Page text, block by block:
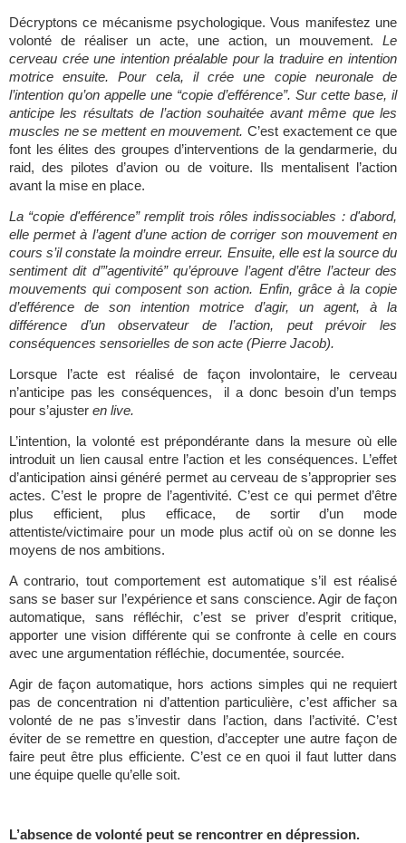
Décryptons ce mécanisme psychologique. Vous manifestez une
volonté de réaliser un acte, une action, un mouvement. Le
cerveau crée une intention préalable pour la traduire en intention
motrice ensuite. Pour cela, il crée une copie neuronale de
l’intention qu’on appelle une “copie d’efférence”. Sur cette base, il
anticipe les résultats de l’action souhaitée avant même que les
muscles ne se mettent en mouvement. C’est exactement ce que
font les élites des groupes d’interventions de la gendarmerie, du
raid, des pilotes d’avion ou de voiture. Ils mentalisent l’action
avant la mise en place.
La “copie d'efférence” remplit trois rôles indissociables : d'abord,
elle permet à l’agent d’une action de corriger son mouvement en
cours s’il constate la moindre erreur. Ensuite, elle est la source du
sentiment dit d’”agentivité” qu’éprouve l’agent d’être l’acteur des
mouvements qui composent son action. Enfin, grâce à la copie
d’efférence de son intention motrice d’agir, un agent, à la
différence d’un observateur de l’action, peut prévoir les
conséquences sensorielles de son acte (Pierre Jacob).
Lorsque l’acte est réalisé de façon involontaire, le cerveau
n’anticipe pas les conséquences,  il a donc besoin d’un temps
pour s’ajuster en live.
L’intention, la volonté est prépondérante dans la mesure où elle
introduit un lien causal entre l’action et les conséquences. L’effet
d’anticipation ainsi généré permet au cerveau de s’approprier ses
actes. C’est le propre de l’agentivité. C’est ce qui permet d’être
plus efficient, plus efficace, de sortir d’un mode
attentiste/victimaire pour un mode plus actif où on se donne les
moyens de nos ambitions.
A contrario, tout comportement est automatique s’il est réalisé
sans se baser sur l’expérience et sans conscience. Agir de façon
automatique, sans réfléchir, c’est se priver d’esprit critique,
apporter une vision différente qui se confronte à celle en cours
avec une argumentation réfléchie, documentée, sourcée.
Agir de façon automatique, hors actions simples qui ne requiert
pas de concentration ni d’attention particulière, c’est afficher sa
volonté de ne pas s’investir dans l’action, dans l’activité. C’est
éviter de se remettre en question, d’accepter une autre façon de
faire peut être plus efficiente. C’est ce en quoi il faut lutter dans
une équipe quelle qu’elle soit.
L’absence de volonté peut se rencontrer en dépression.